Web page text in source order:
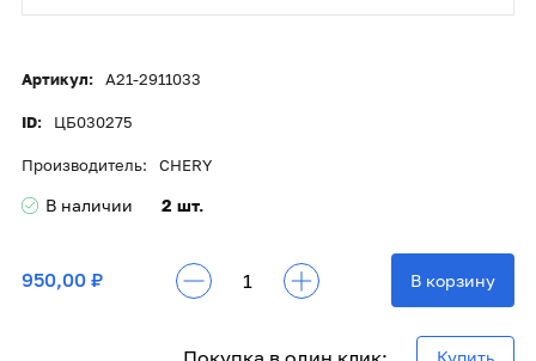
Артикул: A21-2911033
ID: ЦБ030275
Производитель: CHERY
В наличии 2 шт.
950,00 ₽ В корзину
Купить